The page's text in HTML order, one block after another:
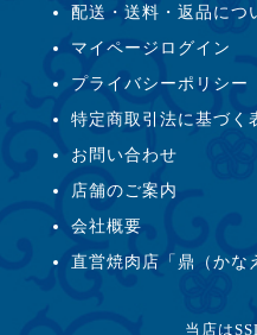
配送・送料・返品につ
マイページログイン
プライバシーポリシー
特定商取引法に基づく
お問い合わせ
店舗のご案内
会社概要
直営焼肉店「鼎（かな
当店は